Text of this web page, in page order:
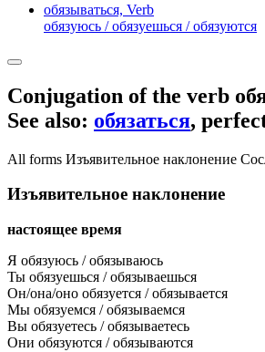
обязываться, Verb
обязуюсь / обязуешься / обязуются
Conjugation of the verb
See also: обязаться,
All forms Изъявительное наклонение
Изъявительное наклонение
настоящее время
Я обязуюсь / обязываюсь
Ты обязуешься / обязываешься
Он/она/оно обязуется / обязывается
Мы обязуемся / обязываемся
Вы обязуетесь / обязываетесь
Они обязуются / обязываются